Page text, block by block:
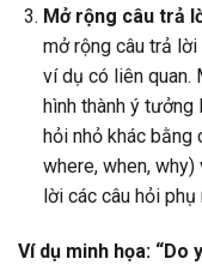
Mở rộng câu trả
mở rộng câu trả
ví dụ có liên quan.
hình thành ý
hỏi nhỏ khác bằng
where, when,
lời các câu hỏi phụ
Ví dụ minh họa: